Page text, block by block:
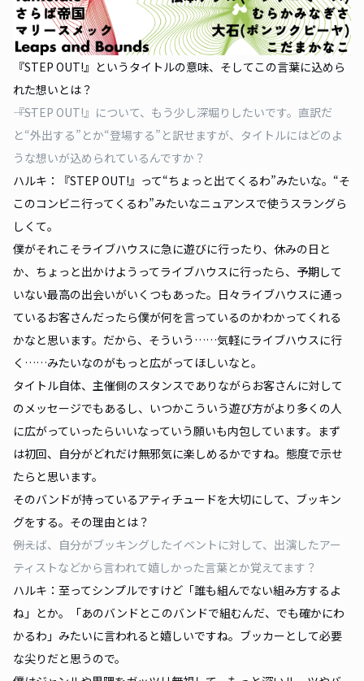
『STEP OUT!』というタイトルの意味、そしてこの言葉に込めら
れた想いとは？
――『STEP OUT!』について、もう少し深堀りしたいです。直訳だ
と“外出する”とか“登場する”と訳せますが、タイトルにはどのよ
うな想いが込められているんですか？
ハルキ：『STEP OUT!』って“ちょっと出てくるわ”みたいな。“そ
このコンビニ行ってくるわ”みたいなニュアンスで使うスラングら
しくて。
僕がそれこそライブハウスに急に遊びに行ったり、休みの日と
か、ちょっと出かけようってライブハウスに行ったら、予期して
いない最高の出会いがいくつもあった。日々ライブハウスに通っ
ているお客さんだったら僕が何を言っているのかわかってくれる
かなと思います。だから、そういう……気軽にライブハウスに行
く……みたいなのがもっと広がってほしいなと。
タイトル自体、主催側のスタンスでありながらお客さんに対して
のメッセージでもあるし、いつかこういう遊び方がより多くの人
に広がっていったらいいなっていう願いも内包しています。まず
は初回、自分がどれだけ無邪気に楽しめるかですね。態度で示せ
たらと思います。
そのバンドが持っているアティチュードを大切にして、ブッキン
グをする。その理由とは？
――例えば、自分がブッキングしたイベントに対して、出演したアー
ティストなどから言われて嬉しかった言葉とか覚えてます？
ハルキ：至ってシンプルですけど「誰も組んでない組み方するよ
ね」とか。「あのバンドとこのバンドで組むんだ、でも確かにわ
かるわ」みたいに言われると嬉しいですね。ブッカーとして必要
な尖りだと思うので。